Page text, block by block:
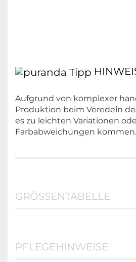
Aufgrund von komplexer
Produktion beim Veredeln
es zu leichten Variationen
Farbabweichungen kommen.
GRÖSSENTABELLE
PFLEGEHINWEISE